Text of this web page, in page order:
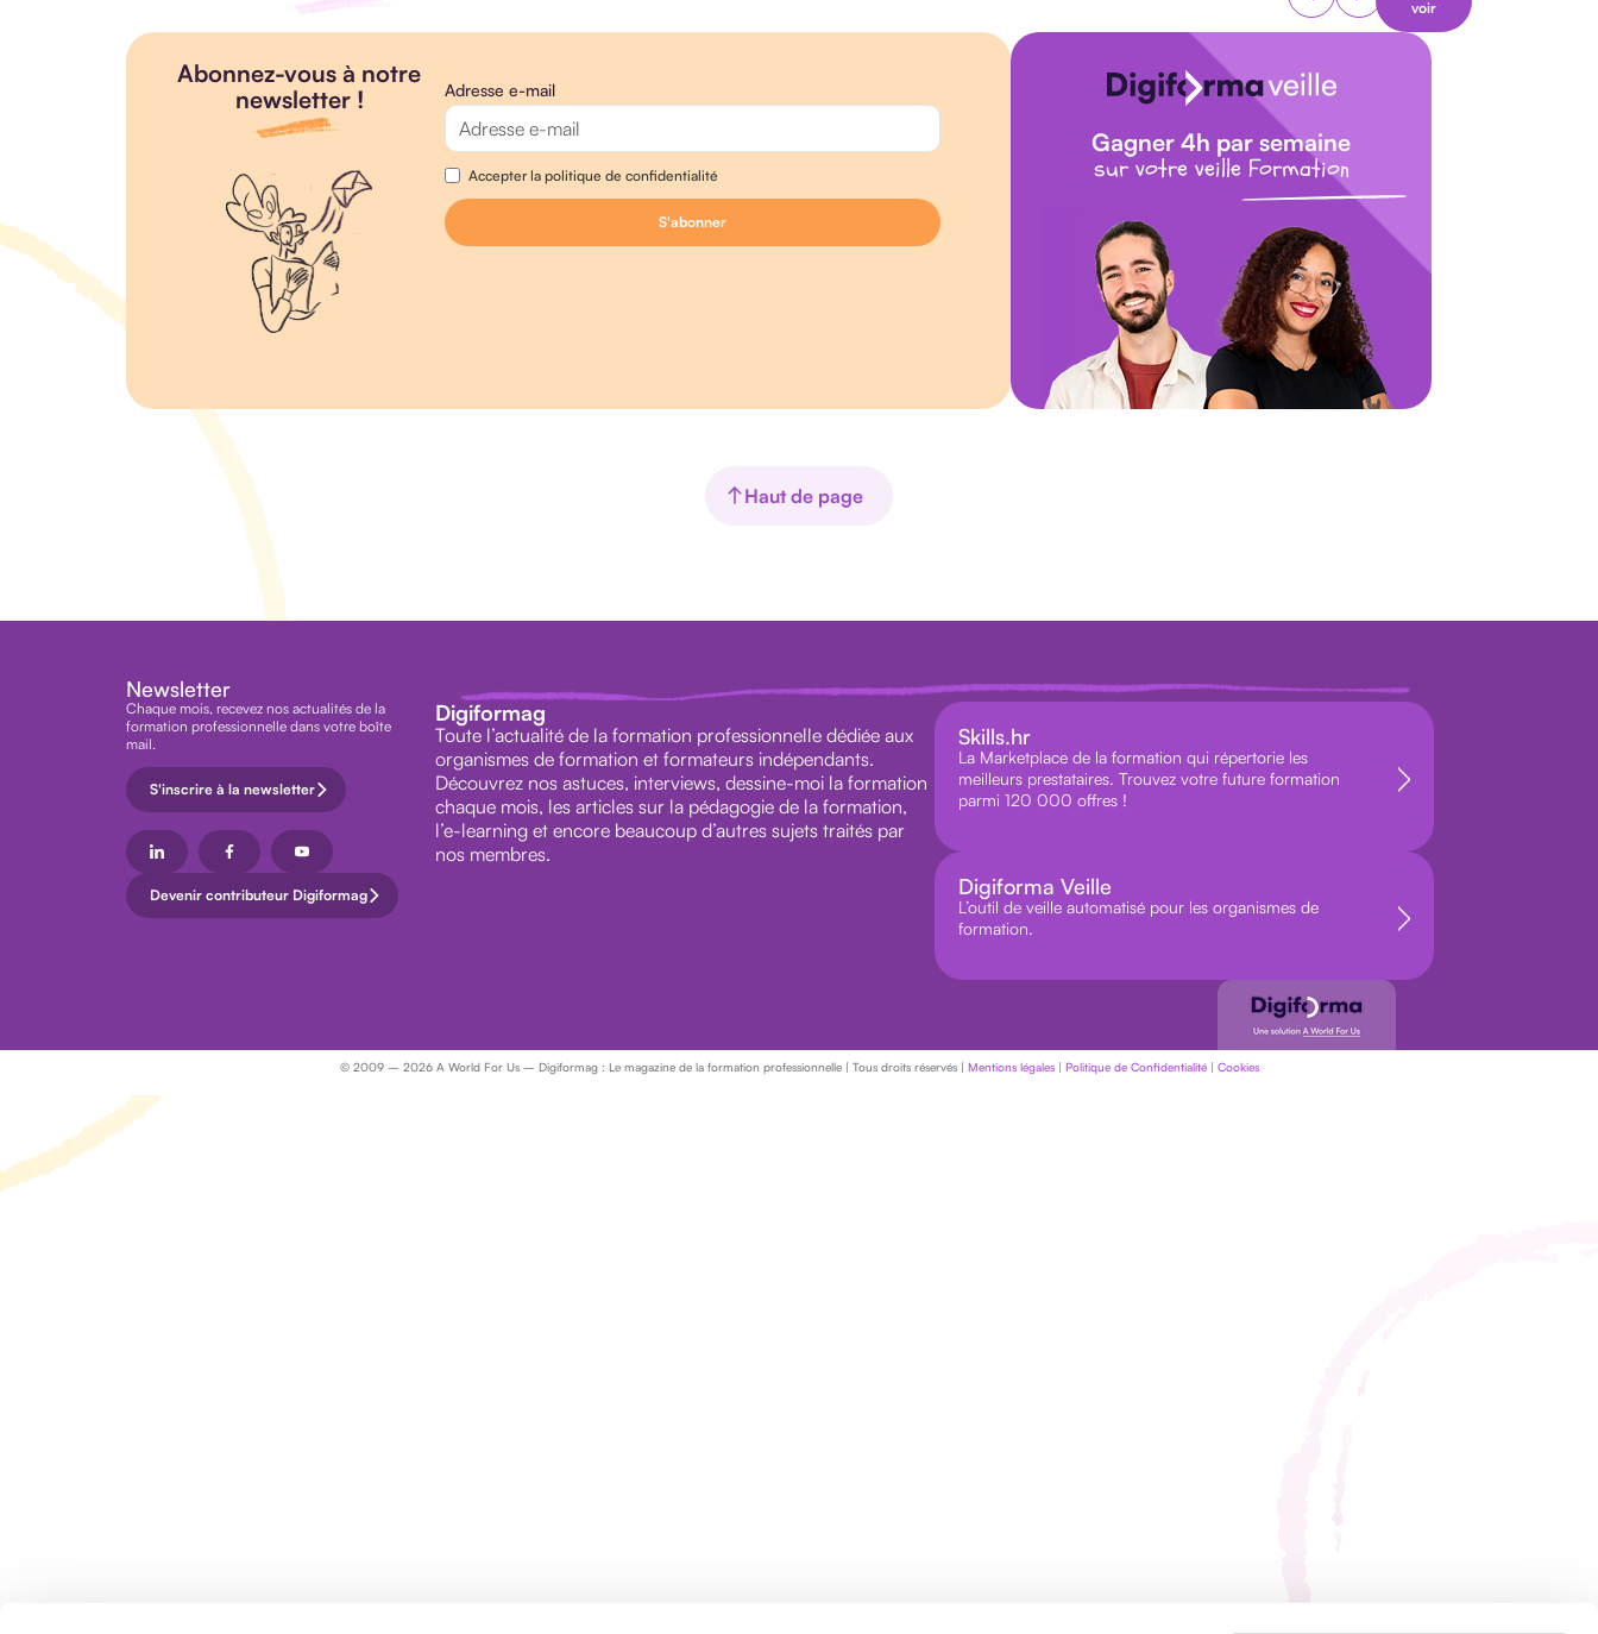
voir
Abonnez-vous à notre
newsletter !
Adresse e-mail
Accepter la politique de confidentialité
Gagner 4h par semaine
sur votre veille Formation
Haut de page
Newsletter
Chaque mois, recevez nos actualités de la
formation professionnelle dans votre boîte
mail.
S'inscrire à la newsletter
Devenir contributeur Digiformag
Digiformag
Toute l’actualité de la formation professionnelle dédiée aux
organismes de formation et formateurs indépendants.
Découvrez nos astuces, interviews, dessine-moi la formation
chaque mois, les articles sur la pédagogie de la formation,
l’e-learning et encore beaucoup d’autres sujets traités par
nos membres.
Skills.hr
La Marketplace de la formation qui répertorie les
meilleurs prestataires. Trouvez votre future formation
parmi 120 000 offres !
Digiforma Veille
L’outil de veille automatisé pour les organismes de
formation.
© 2009 – 2026 A World For Us – Digiformag : Le magazine de la formation professionnelle | Tous droits réservés | Mentions légales| Politique de Confidentialité| Cookies